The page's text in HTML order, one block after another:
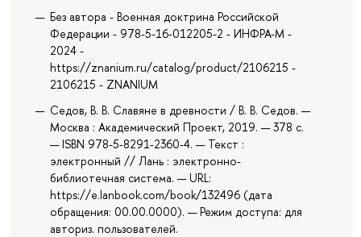
Без автора - Военная доктрина Российской
Федерации - 978-5-16-012205-2 - ИНФРА-М -
2024 -
https://znanium.ru/catalog/product/2106215 -
2106215 - ZNANIUM
Седов, В. В. Славяне в древности / В. В. Седов. —
Москва : Академический Проект, 2019. — 378 с.
— ISBN 978-5-8291-2360-4. — Текст :
электронный // Лань : электронно-
библиотечная система. — URL:
https://e.lanbook.com/book/132496 (дата
обращения: 00.00.0000). — Режим доступа: для
авториз. пользователей.